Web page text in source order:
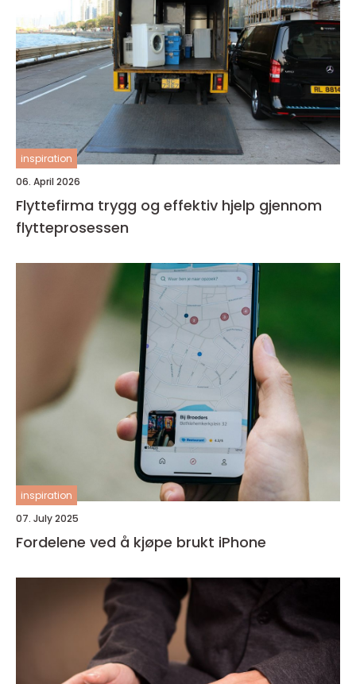
inspiration
06. April 2026
Flyttefirma trygg og effektiv hjelp gjennom
flytteprosessen
inspiration
07. July 2025
Fordelene ved å kjøpe brukt iPhone